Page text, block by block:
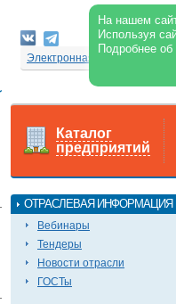
На нашем
Используя
Подробнее
Электронная версия
Каталог
предприятий
ОТРАСЛЕВАЯ ИНФОРМАЦИЯ
Вебинары
Тендеры
Новости отрасли
ГОСТы